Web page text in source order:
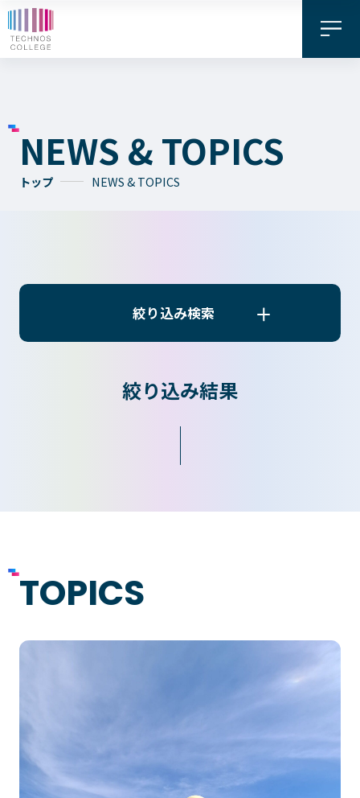
パンフレット
地域の
皆さまへ
テクノスカレッジの学びの特長
大学コース
学院のご紹介
建学の精神・学院長挨拶
沿革（学院の歴史）
NEWS & TOPICS
トップ NEWS & TOPICS
絞り込み検索
絞り込み結果
TOPICS